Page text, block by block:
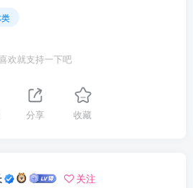
欢就支持一下吧
分享 收藏
关注